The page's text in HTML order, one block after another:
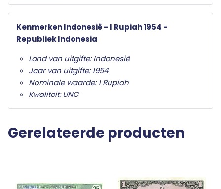
Het bankbiljet op de afbeelding is een voorbeeld. Uw bestelling zal
Kenmerken Indonesië - 1 Rupiah 1954 -
Republiek Indonesia
Land van uitgifte: Indonesië
Jaar van uitgifte: 1954
Nominale waarde: 1 Rupiah
Kwaliteit: UNC
Gerelateerde producten